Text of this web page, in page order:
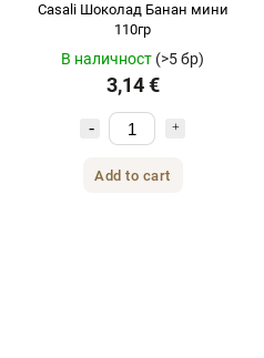
Casali Шоколад Банан мини
110гр
В наличност (>5 бр)
3,14 €
Add to cart